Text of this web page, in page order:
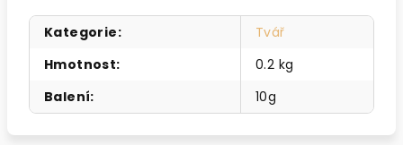
Kategorie:
Tvář
Hmotnost:
0.2 kg
Balení: 10g